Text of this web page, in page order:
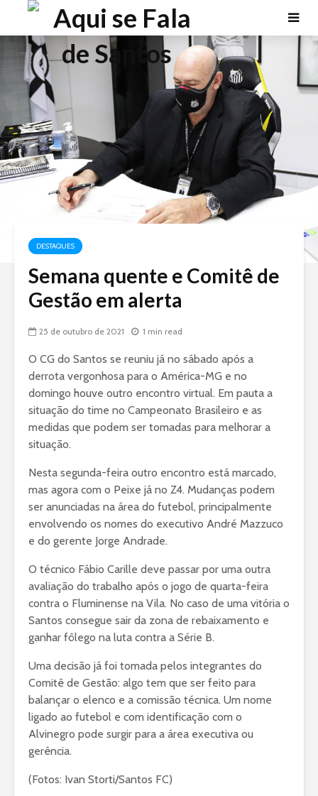
DESTAQUES
Semana quente e Comitê de
Gestão em alerta
25 de outubro de 2021 1 min read
O CG do Santos se reuniu já no sábado após a
derrota vergonhosa para o América-MG e no
domingo houve outro encontro virtual. Em pauta a
situação do time no Campeonato Brasileiro e as
medidas que podem ser tomadas para melhorar a
situação.
Nesta segunda-feira outro encontro está marcado,
mas agora com o Peixe já no Z4. Mudanças podem
ser anunciadas na área do futebol, principalmente
envolvendo os nomes do executivo André Mazzuco
e do gerente Jorge Andrade.
O técnico Fábio Carille deve passar por uma outra
avaliação do trabalho após o jogo de quarta-feira
contra o Fluminense na Vila. No caso de uma vitória o
Santos consegue sair da zona de rebaixamento e
ganhar fôlego na luta contra a Série B.
Uma decisão já foi tomada pelos integrantes do
Comitê de Gestão: algo tem que ser feito para
balançar o elenco e a comissão técnica. Um nome
ligado ao futebol e com identificação com o
Alvinegro pode surgir para a área executiva ou
gerência.
(Fotos: Ivan Storti/Santos FC)